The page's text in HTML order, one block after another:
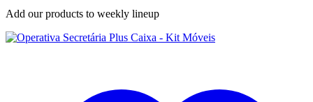
Add our products to weekly lineup